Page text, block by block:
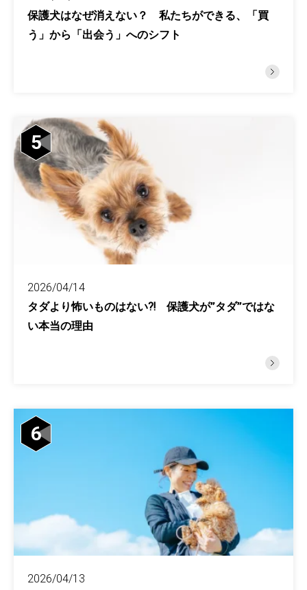
保護犬はなぜ消えない？ 私たちができる、「買
う」から「出会う」へのシフト
5
2026/04/14
タダより怖いものはない⁈ 保護犬が”タダ”ではな
い本当の理由
6
2026/04/13